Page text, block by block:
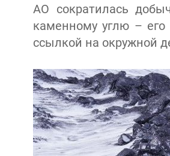
АО сократилась
каменному углю – его
ссылкой на окружной